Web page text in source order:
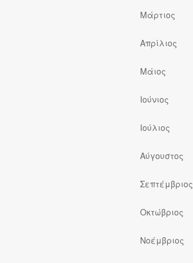
Μάρτιος
Απρίλιος
Μάιος
Ιούνιος
Ιούλιος
Αύγουστος
Σεπτέμβριος
Οκτώβριος
Νοέμβριος